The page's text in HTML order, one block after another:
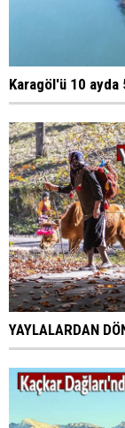
Karagöl'ü 10
YAYLALARDAN